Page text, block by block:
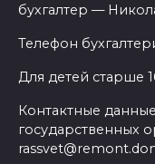
бухгалтер —
Телефон
Для детей старше
Контактные
государственных